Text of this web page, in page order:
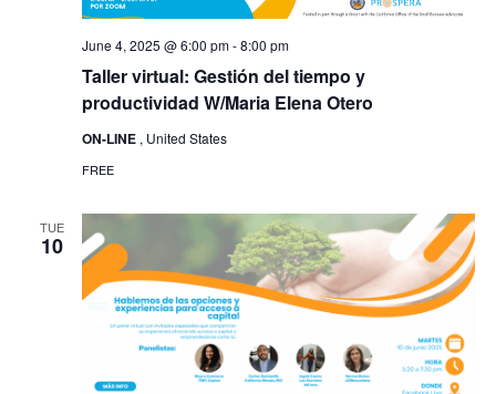
Taller virtual: Gestión del tiempo y
productividad W/Maria Elena Otero
June 4, 2025 @ 6:00 pm-8:00 pm
ON-LINE , United States
FREE
TUE
10